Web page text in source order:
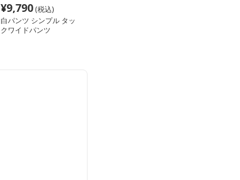
¥9,790(税込)
白パンツ シンプル タッ
クワイドパンツ